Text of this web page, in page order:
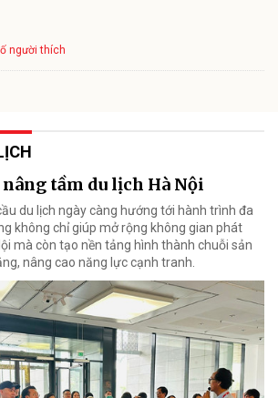
người thích
tầm du lịch Hà Nội
du lịch ngày càng hướng tới hành trình đa
không chỉ giúp mở rộng không gian phát
mà còn tạo nền tảng hình thành chuỗi sản
nâng cao năng lực cạnh tranh.